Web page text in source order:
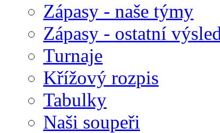
Zápasy - naše týmy
Zápasy - ostatní
Turnaje
Křížový rozpis
Tabulky
Naši soupeři